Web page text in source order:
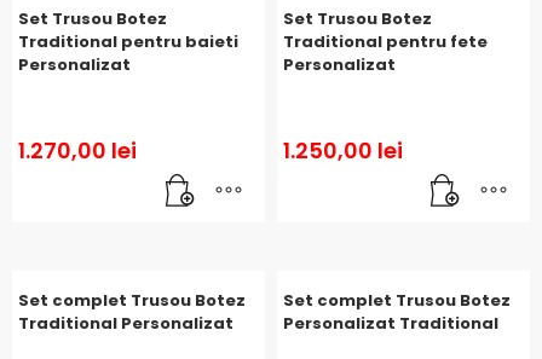
Set Trusou Botez
Traditional pentru baieti
Personalizat
1.270,00 lei
Set Trusou Botez
Traditional pentru fete
Personalizat
1.250,00 lei
Set complet Trusou Botez
Traditional Personalizat
Set complet Trusou Botez
Personalizat Traditional